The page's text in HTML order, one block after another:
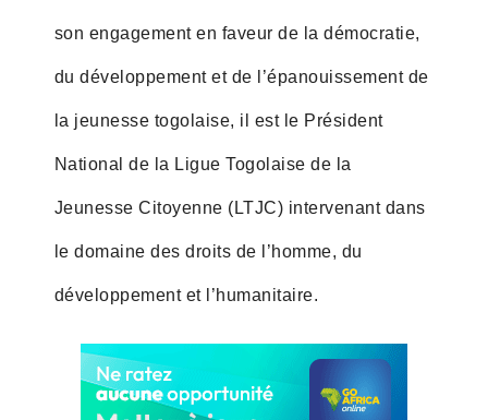
son engagement en faveur de la démocratie,
du développement et de l’épanouissement de
la jeunesse togolaise, il est le Président
National de la Ligue Togolaise de la
Jeunesse Citoyenne (LTJC) intervenant dans
le domaine des droits de l’homme, du
développement et l’humanitaire.